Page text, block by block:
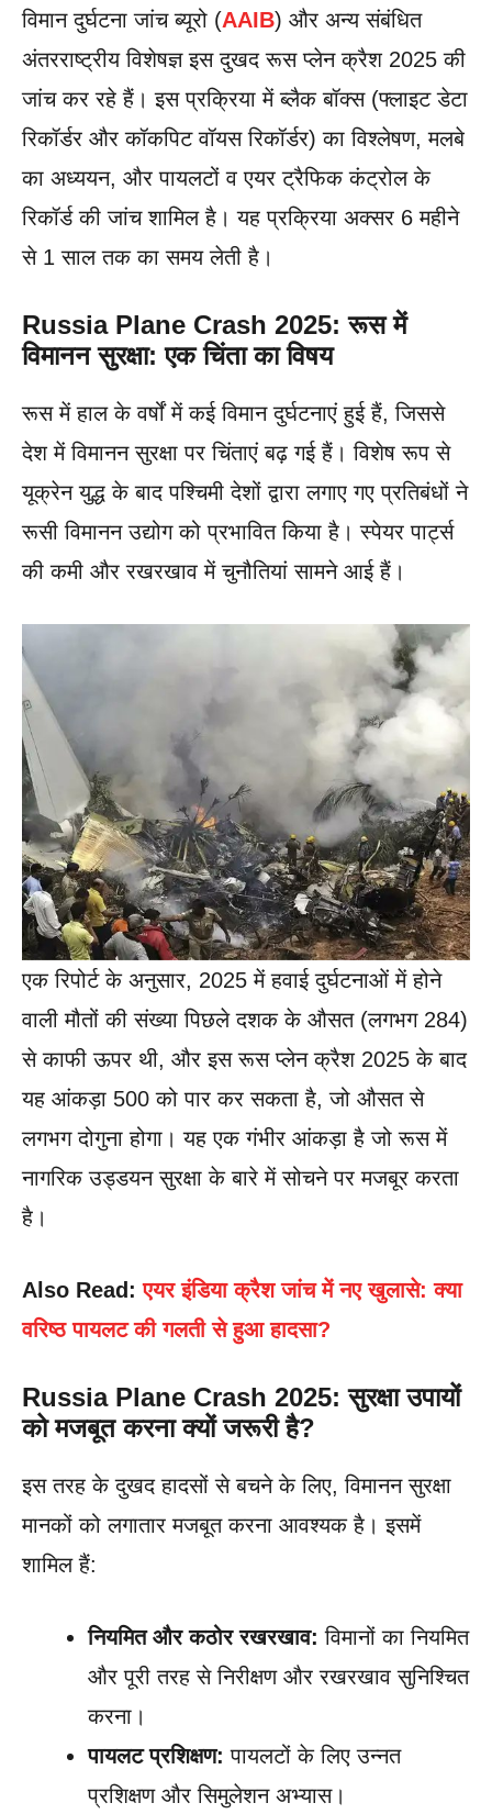
विमान दुर्घटना जांच ब्यूरो (AAIB) और अन्य संबंधित
अंतरराष्ट्रीय विशेषज्ञ इस दुखद रूस प्लेन क्रैश 2025 की
जांच कर रहे हैं। इस प्रक्रिया में ब्लैक बॉक्स (फ्लाइट डेटा
रिकॉर्डर और कॉकपिट वॉयस रिकॉर्डर) का विश्लेषण, मलबे
का अध्ययन, और पायलटों व एयर ट्रैफिक कंट्रोल के
रिकॉर्ड की जांच शामिल है। यह प्रक्रिया अक्सर 6 महीने
से 1 साल तक का समय लेती है।
Russia Plane Crash 2025: रूस में
विमानन सुरक्षा: एक चिंता का विषय
रूस में हाल के वर्षों में कई विमान दुर्घटनाएं हुई हैं, जिससे
देश में विमानन सुरक्षा पर चिंताएं बढ़ गई हैं। विशेष रूप से
यूक्रेन युद्ध के बाद पश्चिमी देशों द्वारा लगाए गए प्रतिबंधों ने
रूसी विमानन उद्योग को प्रभावित किया है। स्पेयर पार्ट्स
की कमी और रखरखाव में चुनौतियां सामने आई हैं।
एक रिपोर्ट के अनुसार, 2025 में हवाई दुर्घटनाओं में होने
वाली मौतों की संख्या पिछले दशक के औसत (लगभग 284)
से काफी ऊपर थी, और इस रूस प्लेन क्रैश 2025 के बाद
यह आंकड़ा 500 को पार कर सकता है, जो औसत से
लगभग दोगुना होगा। यह एक गंभीर आंकड़ा है जो रूस में
नागरिक उड्डयन सुरक्षा के बारे में सोचने पर मजबूर करता
है।
Also Read:एयर इंडिया क्रैश जांच में नए खुलासे: क्या
वरिष्ठ पायलट की गलती से हुआ हादसा?
Russia Plane Crash 2025: सुरक्षा उपायों
को मजबूत करना क्यों जरूरी है?
इस तरह के दुखद हादसों से बचने के लिए, विमानन सुरक्षा
मानकों को लगातार मजबूत करना आवश्यक है। इसमें
शामिल हैं:
नियमित और कठोर रखरखाव: विमानों का नियमित
और पूरी तरह से निरीक्षण और रखरखाव सुनिश्चित
करना।
पायलट प्रशिक्षण: पायलटों के लिए उन्नत
प्रशिक्षण और सिमुलेशन अभ्यास।